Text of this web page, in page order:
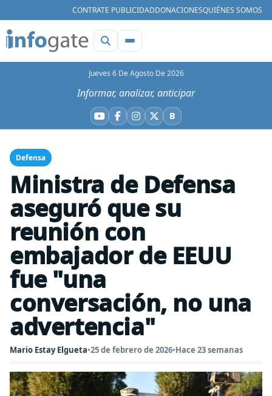
CONTRATE PUBLICIDADDONACIONESQUIÉNES SOMOS
Jueves 6 De Agosto De 2026
Informar, analizar, anticipar
YouTube
Facebook
Instagram
X BBluesky
Defensa
Ministra de Defensa
aseguró que su
reunión con
embajador de EEUU
fue "una
conversación, no una
advertencia"
Mario Estay Elgueta•25 de febrero de 2026•Hace 23 semanas